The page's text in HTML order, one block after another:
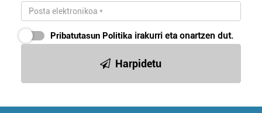
Pribatutasun Politika irakurri eta onartzen dut.
Harpidetu